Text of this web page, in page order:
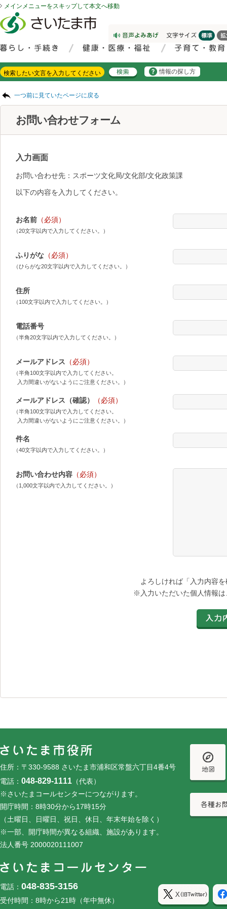
メインメニューをスキップして本文へ移動
情報の探し方
一つ前に見ていたページに戻る
お問い合わせフォーム
入力画面
お問い合わせ先：スポーツ文化局/文化部/文化政策課
以下の内容を入力してください。
お名前 （必須）
（20文字以内で入力してください。）
ふりがな （必須）
（ひらがな20文字以内で入力してください。）
住所
（100文字以内で入力してください。）
電話番号
（半角20文字以内で入力してください。）
メールアドレス （必須）
（半角100文字以内で入力してください。
入力間違いがないようにご注意ください。）
メールアドレス（確認） （必須）
（半角100文字以内で入力してください。
入力間違いがないようにご注意ください。）
件名
（40文字以内で入力してください。）
お問い合わせ内容 （必須）
（1,000文字以内で入力してください。）
よろしければ「入力内容
※入力いただいた個人情報
住所：〒330-9588 さいたま市浦和区常盤六丁目4番4号
電話： 048-829-1111 （代表）
※さいたまコールセンターにつながります。
開庁時間：8時30分から17時15分
（土曜日、日曜日、祝日、休日、年末年始を除く）
※一部、開庁時間が異なる組織、施設があります。
法人番号 2000020111007
電話： 048-835-3156
受付時間：8時から21時（年中無休）